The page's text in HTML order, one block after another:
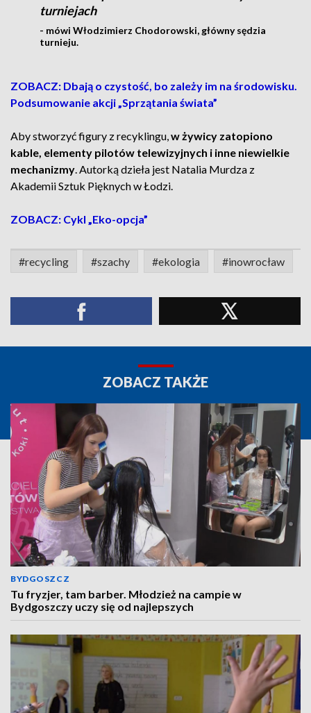
turniejach
- mówi Włodzimierz Chodorowski, główny sędzia
turnieju.
ZOBACZ: Dbają o czystość, bo zależy im na środowisku.
Podsumowanie akcji „Sprzątania świata”
Aby stworzyć figury z recyklingu,w żywicy zatopiono
kable, elementy pilotów telewizyjnych i inne niewielkie
mechanizmy. Autorką dzieła jest Natalia Murdza z
Akademii Sztuk Pięknych w Łodzi.
ZOBACZ: Cykl „Eko-opcja”
#recycling #szachy #ekologia #inowrocław
ZOBACZ TAKŻE
BYDGOSZCZ
Tu fryzjer, tam barber. Młodzież na campie w
Bydgoszczy uczy się od najlepszych